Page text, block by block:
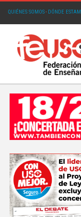
QUIÉNES SOMOS· DÓNDE